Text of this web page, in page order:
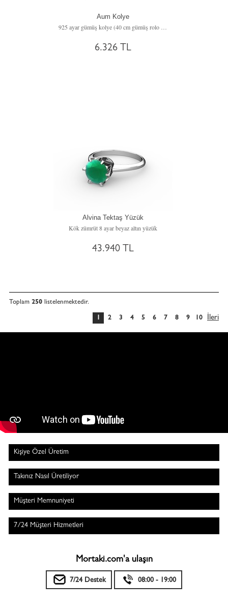
Aum Kolye
6.326 TL
Alvina Tektaş Yüzük
Kök zümrüt 8 ayar beyaz altın yüzük
43.940 TL
Toplam 250 listelenmektedir.
İleri
1 2 3 4 5 6 7 8 9 10
Kişiye Özel Üretim
Takınız Nasıl Üretiliyor
Müşteri Memnuniyeti
7/24 Müşteri Hizmetleri
Mortaki.com'a ulaşın
7/24 Destek 08:00 - 19:00